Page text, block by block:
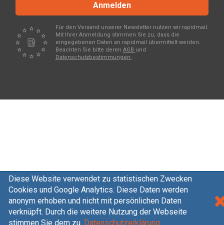
Diese Website verwendet zu statistischen Zwecken
Cookies und Google Analytics. Diese Daten werden
anonym erhoben und nicht mit persönlichen Daten
verknüpft. Durch die weitere Nutzung der Webseite
stimmen Sie dem zu. Datenschutzerklärung
Anmelden
Für den Versand unserer Newsletter nutzen wir rapidmail.
Mit Ihrer Anmeldung stimmen Sie zu, dass die
eingegebenen Daten an rapidmail übermittelt werden.
Beachten Sie bitte deren AGB und
Datenschutzbestimmungen .